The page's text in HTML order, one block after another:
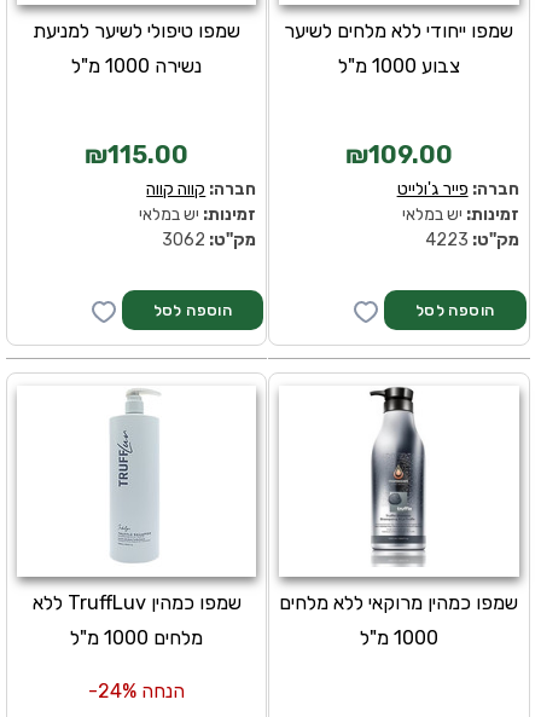
שמפו טיפולי לשיער למניעת
נשירה 1000 מ"ל
₪115.00
חברה: קווה קווה
זמינות: יש במלאי
מק''ט:
שמפו ייחודי ללא מלחים לשיער
צבוע 1000 מ"ל
₪109.00
חברה: פייר ג'ולייט
זמינות: יש במלאי
מק''ט:
שמפו כמהין TruffLuv ללא
מלחים 1000 מ"ל
הנחה 24%-
שמפו כמהין מרוקאי ללא מלחים
1000 מ"ל